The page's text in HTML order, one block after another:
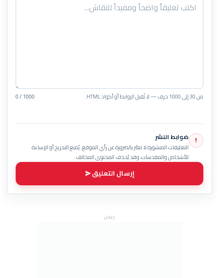
من 30 إلى 1000 حرف — لا تُقبل الروابط أو أكواد HTML. 0 / 1000
! ضوابط النشر
التعليقات المنشورة لا تعبّر بالضرورة عن رأي الموقع. يُمنع التجريح أو الإساءة
للأشخاص والمقدسات، وقد يُحذف المحتوى المخالف.
إرسال التعليق
إعلان